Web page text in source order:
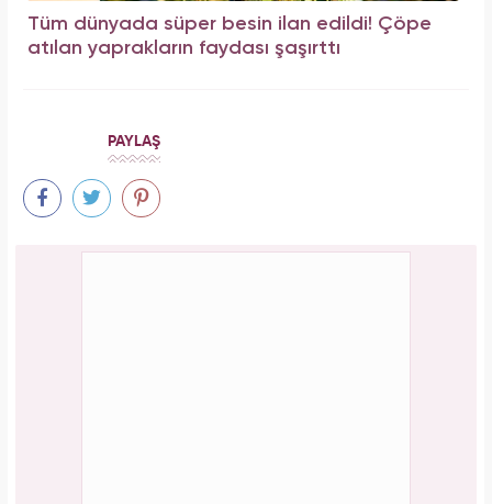
Tüm dünyada süper besin ilan edildi! Çöpe
atılan yaprakların faydası şaşırttı
PAYLAŞ